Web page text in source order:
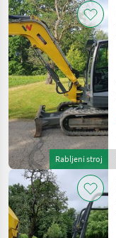
Rabljeni stroj